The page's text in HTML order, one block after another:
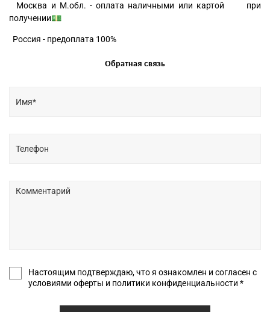
Москва и М.обл. - оплата наличными или картой при
получении💵
Россия - предоплата 100%
Обратная связь
Настоящим подтверждаю, что я ознакомлен и согласен с
условиями оферты и политики конфиденциальности *